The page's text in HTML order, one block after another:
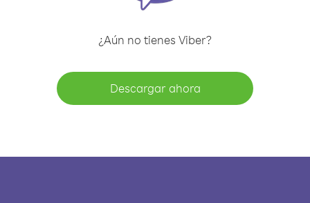
¿Aún no tienes Viber?
Descargar ahora